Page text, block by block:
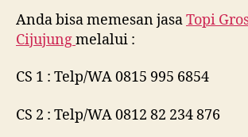
Anda bisa memesan jasaTopi
Cijujungmelalui :
CS 1 : Telp/WA 0815 995 6854
CS 2 : Telp/WA 0812 82 234 876